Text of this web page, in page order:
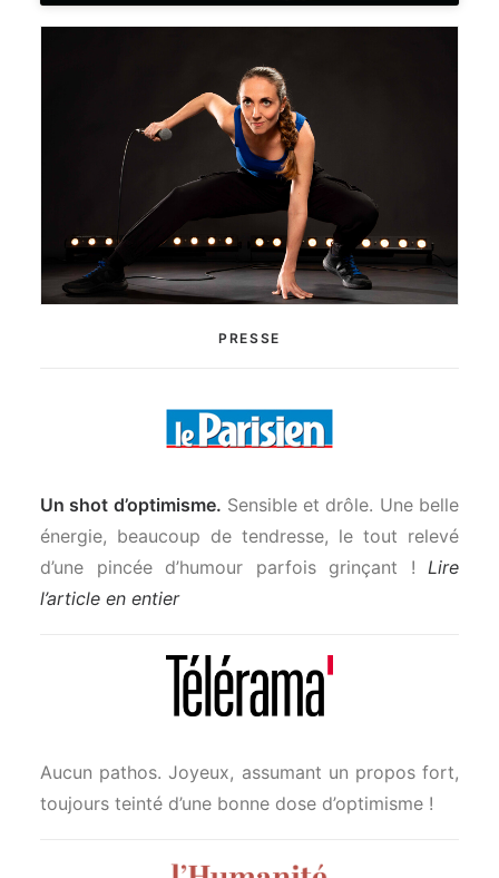
PRESSE
Un shot d’optimisme. Sensible et drôle. Une belle
énergie, beaucoup de tendresse, le tout relevé
d’une pincée d’humour parfois grinçant ! Lire
l’article en entier
Aucun pathos. Joyeux, assumant un propos fort,
toujours teinté d’une bonne dose d’optimisme !